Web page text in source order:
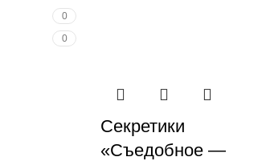
0
0
Секретики
«Съедобное —